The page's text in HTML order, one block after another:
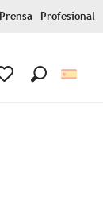
Prensa Profesional